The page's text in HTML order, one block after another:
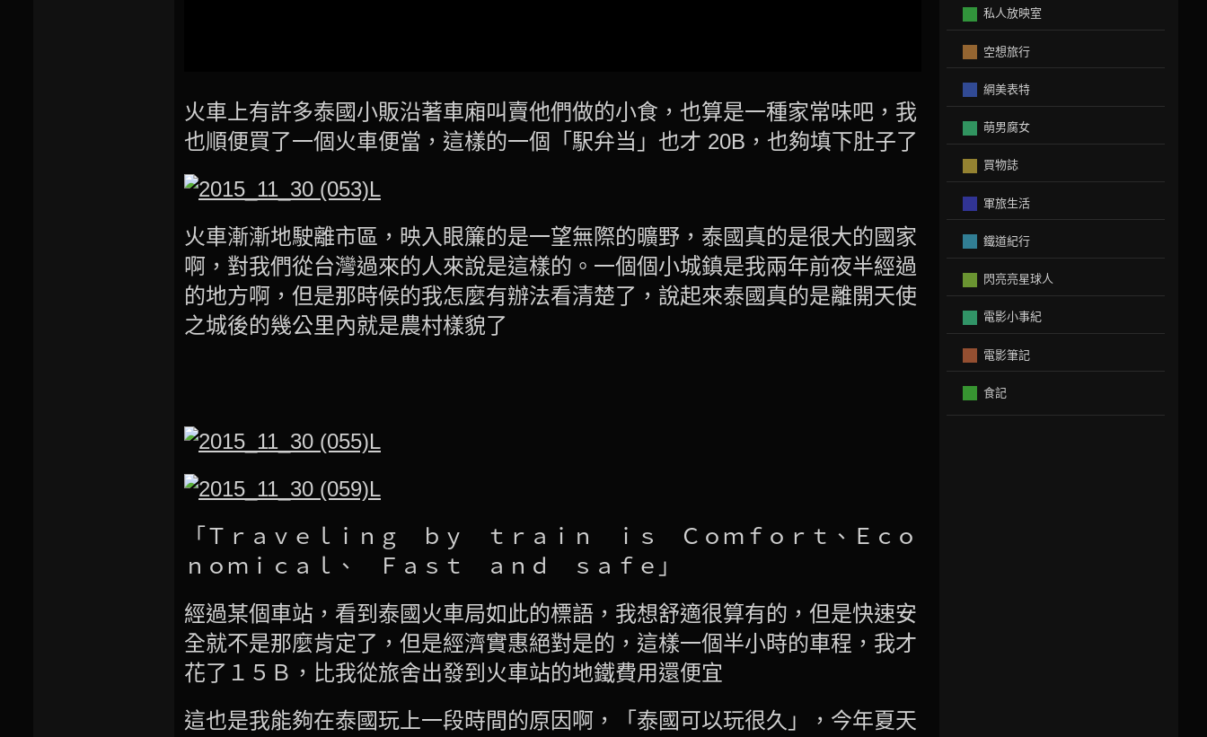
火車上有許多泰國小販沿著車廂叫賣他們做的小食，也算是一種家常味吧，我
也順便買了一個火車便當，這樣的一個「駅弁当」也才 20B，也夠填下肚子了
火車漸漸地駛離市區，映入眼簾的是一望無際的曠野，泰國真的是很大的國家
啊，對我們從台灣過來的人來說是這樣的。一個個小城鎮是我兩年前夜半經過
的地方啊，但是那時候的我怎麼有辦法看清楚了，說起來泰國真的是離開天使
之城後的幾公里內就是農村樣貌了
「Ｔｒａｖｅｌｉｎｇ ｂｙ ｔｒａｉｎ ｉｓ Ｃｏｍｆｏｒｔ、Ｅｃｏ
ｎｏｍｉｃａｌ、 Ｆａｓｔ ａｎｄ ｓａｆｅ」
經過某個車站，看到泰國火車局如此的標語，我想舒適很算有的，但是快速安
全就不是那麼肯定了，但是經濟實惠絕對是的，這樣一個半小時的車程，我才
花了１５Ｂ，比我從旅舍出發到火車站的地鐵費用還便宜
這也是我能夠在泰國玩上一段時間的原因啊，「泰國可以玩很久」，今年夏天
私人放映室
空想旅行
網美表特
萌男腐女
買物誌
軍旅生活
鐵道紀行
閃亮亮星球人
電影小事紀
電影筆記
食記